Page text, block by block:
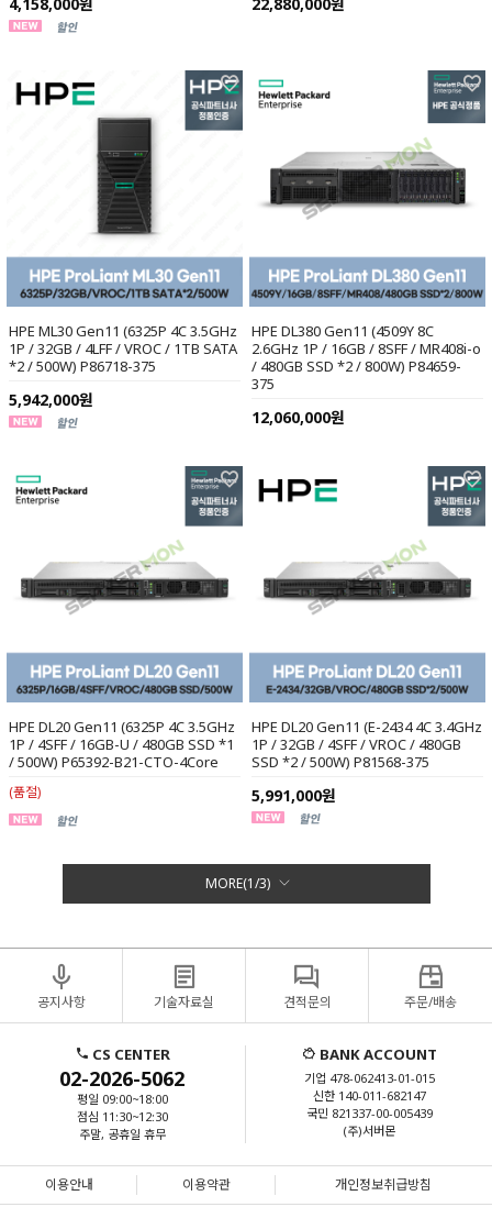
HPE ML30 Gen11 (6325P 4C 3.5GHz
1P / 32GB / 4LFF / VROC / 1TB SATA
*2 / 500W) P86718-375
5,942,000원
HPE DL380 Gen11 (4509Y 8C
2.6GHz 1P / 16GB / 8SFF / MR408i-o
/ 480GB SSD *2 / 800W) P84659-
375
12,060,000원
HPE DL20 Gen11 (6325P 4C 3.5GHz
1P / 4SFF / 16GB-U / 480GB SSD *1
/ 500W) P65392-B21-CTO-4Core
(품절)
HPE DL20 Gen11 (E-2434 4C 3.4GHz
1P / 32GB / 4SFF / VROC / 480GB
SSD *2 / 500W) P81568-375
5,991,000원
MORE(1/3)
공지사항 기술자료실 견적문의 주문/배송
CS CENTER
02-2026-5062
평일 09:00~18:00
점심 11:30~12:30
주말, 공휴일 휴무
BANK ACCOUNT
기업 478-062413-01-015
신한 140-011-682147
국민 821337-00-005439
(주)서버몬
이용안내 이용약관 개인정보취급방침